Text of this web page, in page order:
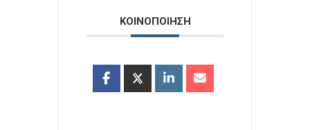
ΚΟΙΝΟΠΟΙΗΣΗ